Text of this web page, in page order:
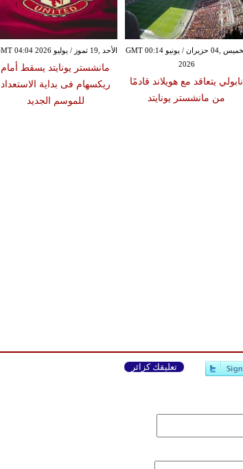
الأحد ,19 تموز / يوليو GMT 04:04 2026
مانشستر يونايتد يسقط أمام
ريكسهام فى بداية الاستعداد
للموسم الجديد
الخميس ,04 حزيران / يونيو GMT 00:14
2026
نابولي يتعاقد مع هويلاند قادمًا
من مانشستر يونايتد
تعليقك كزائر